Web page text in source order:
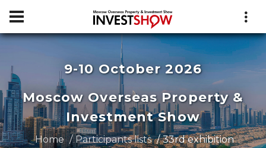
9-10 October 2026
Moscow Overseas Property &
Investment Show
Home Participants lists 33rd exhibition